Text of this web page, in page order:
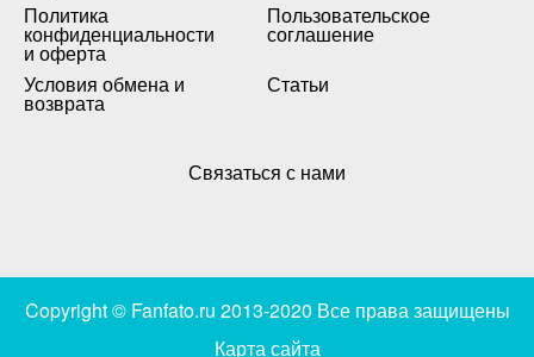
Политика
конфиденциальности
и оферта
Пользовательское
соглашение
Условия обмена и
возврата
Статьи
Связаться с нами
Copyright © Fanfato.ru 2013-2020 Все права защищены
Карта сайта